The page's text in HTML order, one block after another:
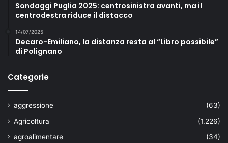
Sondaggi Puglia 2025: centrosinistra avanti, ma il
centrodestra riduce il distacco
14/07/2025
Decaro-Emiliano, la distanza resta al “Libro possibile”
di Polignano
Categorie
aggressione
(63)
Agricoltura
(1.226)
agroalimentare
(34)